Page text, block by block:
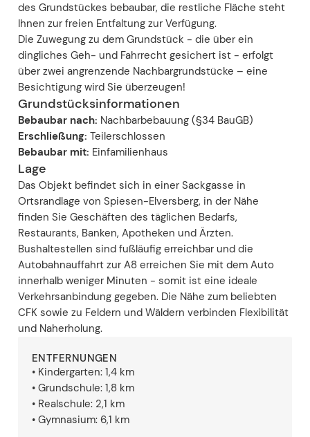
des Grundstückes bebaubar, die restliche Fläche steht
Ihnen zur freien Entfaltung zur Verfügung.
Die Zuwegung zu dem Grundstück - die über ein
dingliches Geh- und Fahrrecht gesichert ist - erfolgt
über zwei angrenzende Nachbargrundstücke – eine
Besichtigung wird Sie überzeugen!
Grundstücksinformationen
Bebaubar nach: Nachbarbebauung (§34 BauGB)
Erschließung: Teilerschlossen
Bebaubar mit: Einfamilienhaus
Lage
Das Objekt befindet sich in einer Sackgasse in
Ortsrandlage von Spiesen-Elversberg, in der Nähe
finden Sie Geschäften des täglichen Bedarfs,
Restaurants, Banken, Apotheken und Ärzten.
Bushaltestellen sind fußläufig erreichbar und die
Autobahnauffahrt zur A8 erreichen Sie mit dem Auto
innerhalb weniger Minuten - somit ist eine ideale
Verkehrsanbindung gegeben. Die Nähe zum beliebten
CFK sowie zu Feldern und Wäldern verbinden Flexibilität
und Naherholung.
ENTFERNUNGEN
• Kindergarten: 1,4 km
• Grundschule: 1,8 km
• Realschule: 2,1 km
• Gymnasium: 6,1 km